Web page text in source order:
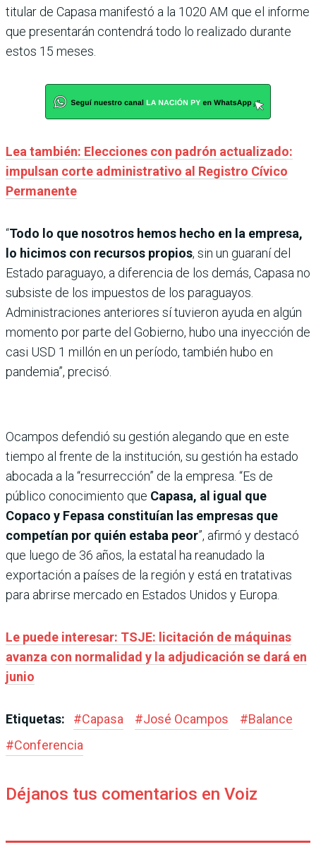
titular de Capasa manifestó a la 1020 AM que el informe
que presentarán contendrá todo lo realizado durante
estos 15 meses.
Lea también: Elecciones con padrón actualizado:
impulsan corte administrativo al Registro Cívico
Permanente
“Todo lo que nosotros hemos hecho en la empresa,
lo hicimos con recursos propios, sin un guaraní del
Estado paraguayo, a diferencia de los demás, Capasa no
subsiste de los impuestos de los paraguayos.
Administraciones anteriores sí tuvieron ayuda en algún
momento por parte del Gobierno, hubo una inyección de
casi USD 1 millón en un período, también hubo en
pandemia”, precisó.
Ocampos defendió su gestión alegando que en este
tiempo al frente de la institución, su gestión ha estado
abocada a la “resurrección” de la empresa. “Es de
público conocimiento que Capasa, al igual que
Copaco y Fepasa constituían las empresas que
competían por quién estaba peor”, afirmó y destacó
que luego de 36 años, la estatal ha reanudado la
exportación a países de la región y está en tratativas
para abrirse mercado en Estados Unidos y Europa.
Le puede interesar: TSJE: licitación de máquinas
avanza con normalidad y la adjudicación se dará en
junio
Etiquetas: #Capasa #José Ocampos #Balance
#Conferencia
Déjanos tus comentarios en Voiz